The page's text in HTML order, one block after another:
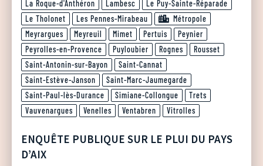
La Roque-d'Anthéron
Lambesc
Le Puy-Sainte-Réparade
Le Tholonet
Les Pennes-Mirabeau
Métropole
Meyrargues
Meyreuil Mimet Pertuis
Peynier
Peyrolles-en-Provence
Puyloubier Rognes
Rousset
Saint-Antonin-sur-Bayon
Saint-Cannat
Saint-Estève-Janson
Saint-Marc-Jaumegarde
Saint-Paul-lès-Durance
Simiane-Collongue
Trets
Vauvenargues
Venelles Ventabren Vitrolles
ENQUÊTE PUBLIQUE SUR LE PLUI DU PAYS
D’AIX